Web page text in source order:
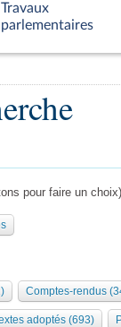
Travaux
parlementaires
Collège des
pour faire un choix)
Comptes-rendus
adoptés (693)